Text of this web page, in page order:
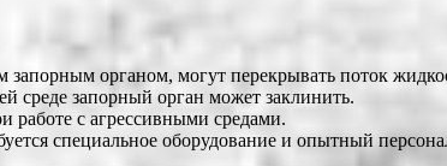
органом, могут перекрывать поток
среде запорный орган может заклинить.
с агрессивными средами.
специальное оборудование и опытный